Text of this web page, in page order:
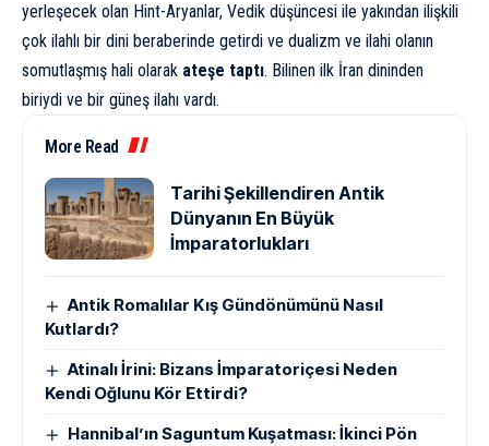
yerleşecek olan Hint-Aryanlar, Vedik düşüncesi ile yakından ilişkili
çok ilahlı bir dini beraberinde getirdi ve dualizm ve ilahi olanın
somutlaşmış hali olarak ateşe taptı. Bilinen ilk İran dininden
biriydi ve bir güneş ilahı vardı.
More Read
Tarihi Şekillendiren Antik
Dünyanın En Büyük
İmparatorlukları
Antik Romalılar Kış Gündönümünü Nasıl
Kutlardı?
Atinalı İrini: Bizans İmparatoriçesi Neden
Kendi Oğlunu Kör Ettirdi?
Hannibal’ın Saguntum Kuşatması: İkinci Pön